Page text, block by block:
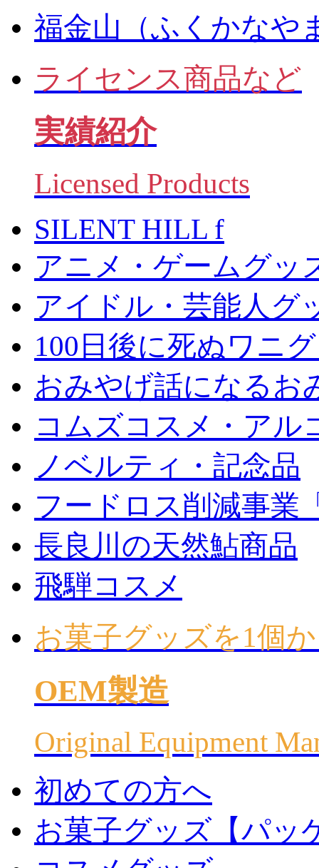
福金山（ふくかなや
ライセンス商品など
実績紹介
Licensed Products
SILENT HILL f
アニメ・ゲームグッ
アイドル・芸能人グ
100日後に死ぬワニ
おみやげ話になるお
コムズコスメ・アル
ノベルティ・記念品
フードロス削減事業
長良川の天然鮎商品
飛騨コスメ
お菓子グッズを1個
OEM製造
Original Equipment
初めての方へ
お菓子グッズ【パッ